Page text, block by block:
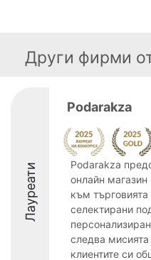
Други фирми
Лауреати
Podarakza
Podarakza
онлайн
към
селектирани
следва
клиентите си